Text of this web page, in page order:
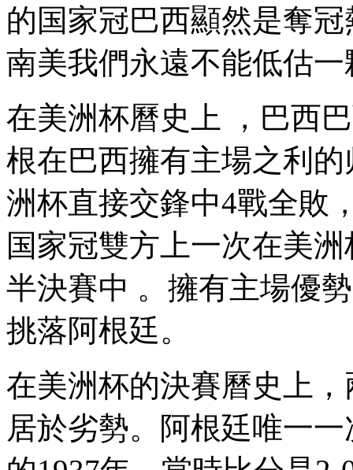
的国家冠巴西顯然是奪冠熱
南美我們永遠不能低估一
在美洲杯曆史上 ，巴西巴
根在巴西擁有主場之利的
洲杯直接交鋒中4戰全敗
国家冠雙方上一次在美洲
半決賽中 。擁有主場優勢
挑落阿根廷。
在美洲杯的決賽曆史上 
居於劣勢。阿根廷唯